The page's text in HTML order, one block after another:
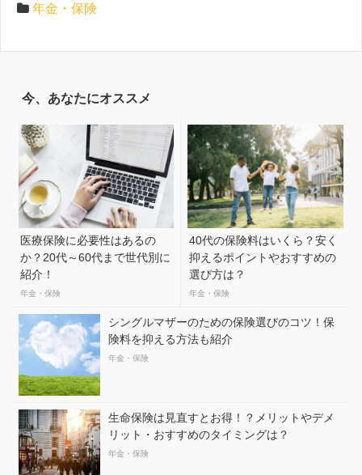
年金・保険
今、あなたにオススメ
医療保険に必要性はあるの
か？20代～60代まで世代別に
紹介！
年金・保険
40代の保険料はいくら？安く
抑えるポイントやおすすめの
選び方は？
年金・保険
シングルマザーのための保険選びのコツ！保
険料を抑える方法も紹介
年金・保険
生命保険は見直すとお得！？メリットやデメ
リット・おすすめのタイミングは？
年金・保険